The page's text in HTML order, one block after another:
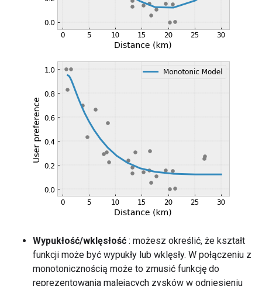
Wypukłość/wklęsłość : możesz określić, że kształt
funkcji może być wypukły lub wklęsły. W połączeniu z
monotonicznością może to zmusić funkcję do
reprezentowania malejących zysków w odniesieniu